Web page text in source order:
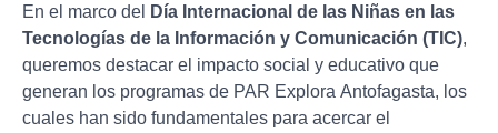
En el marco del
Día Internacional de las Niñas en las
Tecnologías de la Información y Comunicación (TIC),
queremos destacar el impacto social y educativo que
generan los programas de PAR Explora Antofagasta, los
cuales han sido fundamentales para acercar el